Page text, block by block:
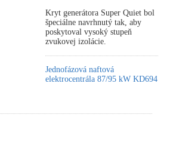
Kryt generátora Super Quiet bol
špeciálne navrhnutý tak, aby
poskytoval vysoký stupeň
zvukovej izolácie.
Jednofázová naftová
elektrocentrála 87/95 kW KD694